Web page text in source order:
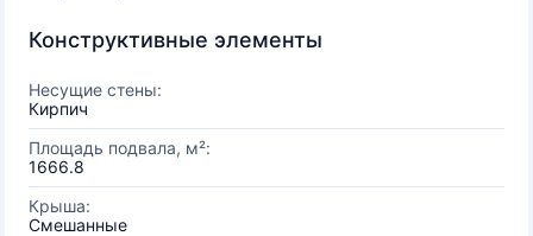
Конструктивные элементы
Несущие стены:
Кирпич
Площадь подвала, м²:
1666.8
Крыша:
Смешанные